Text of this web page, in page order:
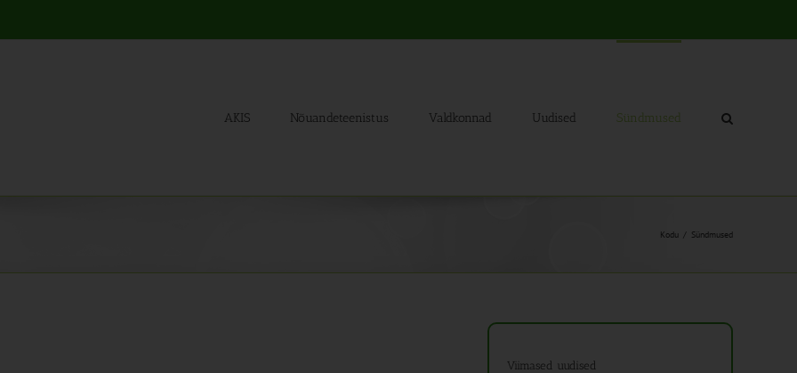
AKIS Nõuandeteenistus Valdkonnad Uudised Sündmused
Kodu Sündmused
Viimased uudised